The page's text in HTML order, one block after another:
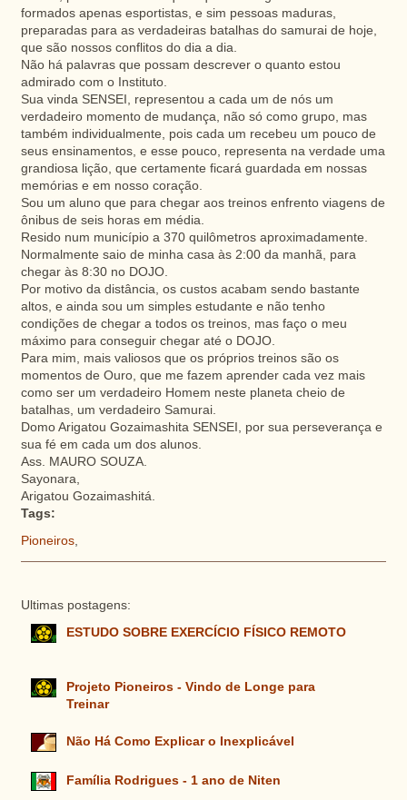
formados apenas esportistas, e sim pessoas maduras,
preparadas para as verdadeiras batalhas do samurai de hoje,
que são nossos conflitos do dia a dia.
Não há palavras que possam descrever o quanto estou
admirado com o Instituto.
Sua vinda SENSEI, representou a cada um de nós um
verdadeiro momento de mudança, não só como grupo, mas
também individualmente, pois cada um recebeu um pouco de
seus ensinamentos, e esse pouco, representa na verdade uma
grandiosa lição, que certamente ficará guardada em nossas
memórias e em nosso coração.
Sou um aluno que para chegar aos treinos enfrento viagens de
ônibus de seis horas em média.
Resido num município a 370 quilômetros aproximadamente.
Normalmente saio de minha casa às 2:00 da manhã, para
chegar às 8:30 no DOJO.
Por motivo da distância, os custos acabam sendo bastante
altos, e ainda sou um simples estudante e não tenho
condições de chegar a todos os treinos, mas faço o meu
máximo para conseguir chegar até o DOJO.
Para mim, mais valiosos que os próprios treinos são os
momentos de Ouro, que me fazem aprender cada vez mais
como ser um verdadeiro Homem neste planeta cheio de
batalhas, um verdadeiro Samurai.
Domo Arigatou Gozaimashita SENSEI, por sua perseverança e
sua fé em cada um dos alunos.
Ass. MAURO SOUZA.
Sayonara,
Arigatou Gozaimashitá.
Tags:
Pioneiros,
Ultimas postagens:
ESTUDO SOBRE EXERCÍCIO FÍSICO REMOTO
Projeto Pioneiros - Vindo de Longe para
Treinar
Não Há Como Explicar o Inexplicável
Família Rodrigues - 1 ano de Niten